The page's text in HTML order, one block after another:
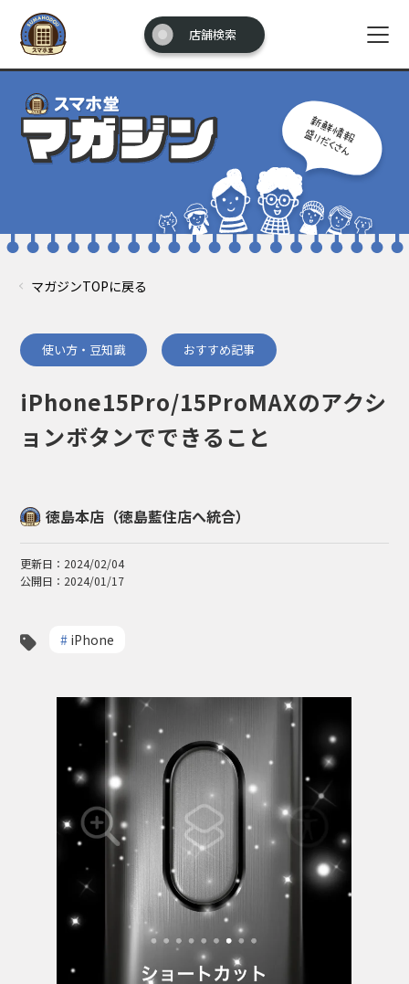
店舗検索
マガジンTOPに戻る
使い方・豆知識 おすすめ記事
iPhone15Pro/15ProMAXのアクシ
ョンボタンでできること
徳島本店（徳島藍住店へ統合）
更新日：2024/02/04
公開日：2024/01/17
# iPhone